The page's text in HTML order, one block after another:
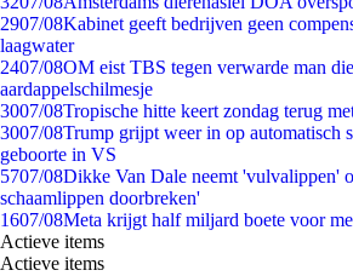
2907/08Kabinet geeft bedrijven geen
laagwater
2407/08OM eist TBS tegen verwarde man
aardappelschilmesje
3007/08Tropische hitte keert zondag terug
3007/08Trump grijpt weer in op automatisch
geboorte in VS
5707/08Dikke Van Dale neemt 'vulvalippen'
schaamlippen doorbreken'
1607/08Meta krijgt half miljard boete voor
Actieve items
Actieve items